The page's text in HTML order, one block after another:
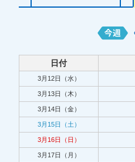
日付
3月12日（水）
3月13日（木）
3月14日（金）
3月15日（土）
3月16日（日）
3月17日（月）